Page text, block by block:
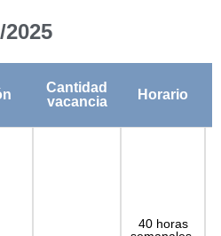
Cantidad
vacancia
Horario
40 horas